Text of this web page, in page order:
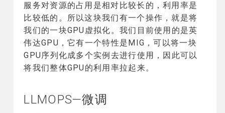
服务对资源的占用是相对比较长的，利用率是
比较低的。所以这块我们有一个操作，就是将
我们的一块GPU虚拟化。我们目前使用的是英
伟达GPU，它有一个特性是MIG，可以将一块
GPU序列化成多个实例去进行使用，因此可以
将我们整体GPU的利用率拉起来。
LLMOPS—微调